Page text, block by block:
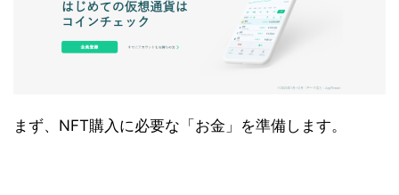
まず、NFT購入に必要な「お金」を準備します。